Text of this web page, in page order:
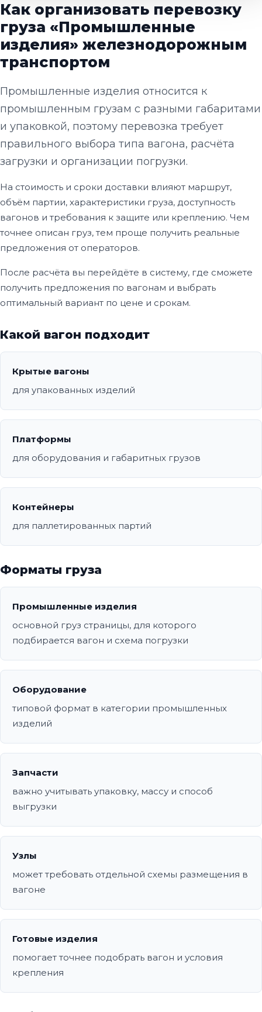
Как организовать перевозку
груза «Промышленные
изделия» железнодорожным
транспортом
Промышленные изделия относится к
промышленным грузам с разными габаритами
и упаковкой, поэтому перевозка требует
правильного выбора типа вагона, расчёта
загрузки и организации погрузки.
На стоимость и сроки доставки влияют маршрут,
объём партии, характеристики груза, доступность
вагонов и требования к защите или креплению. Чем
точнее описан груз, тем проще получить реальные
предложения от операторов.
После расчёта вы перейдёте в систему, где сможете
получить предложения по вагонам и выбрать
оптимальный вариант по цене и срокам.
Какой вагон подходит
Крытые вагоны
для упакованных изделий
Платформы
для оборудования и габаритных грузов
Контейнеры
для паллетированных партий
Форматы груза
Промышленные изделия
основной груз страницы, для которого
подбирается вагон и схема погрузки
Оборудование
типовой формат в категории промышленных
изделий
Запчасти
важно учитывать упаковку, массу и способ
выгрузки
Узлы
может требовать отдельной схемы размещения в
вагоне
Готовые изделия
помогает точнее подобрать вагон и условия
крепления